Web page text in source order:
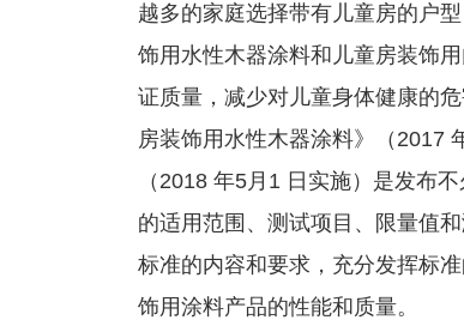
越多的家庭选择带有儿童房的户
饰用水性木器涂料和儿童房装饰
证质量，减少对儿童身体健康的
房装饰用水性木器涂料》（2017
（2018 年5月1 日实施）是发布
的适用范围、测试项目、限量值
标准的内容和要求，充分发挥标
饰用涂料产品的性能和质量。